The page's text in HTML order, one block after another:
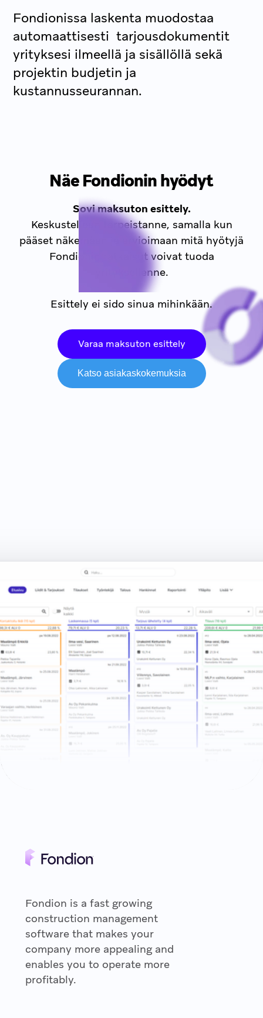
Fondionissa laskenta muodostaa
automaattisesti tarjousdokumentit
yrityksesi ilmeellä ja sisällöllä sekä
projektin budjetin ja
kustannusseurannan.
Näe Fondionin hyödyt
Sovi maksuton esittely.
Keskustellaan tarpeistanne, samalla kun
pääset näkemään ja arvioimaan mitä hyötyjä
Fondionin ratkaisut voivat tuoda
yrityksellenne.
Esittely ei sido sinua mihinkään.
Varaa maksuton esittely
Katso asiakaskokemuksia
Fondion is a fast growing
construction management
software that makes your
company more appealing and
enables you to operate more
profitably.